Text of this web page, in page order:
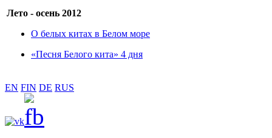
Лето - осень 2012
О белых китах в Белом море
«Песня Белого кита» 4 дня
EN FIN DE RUS